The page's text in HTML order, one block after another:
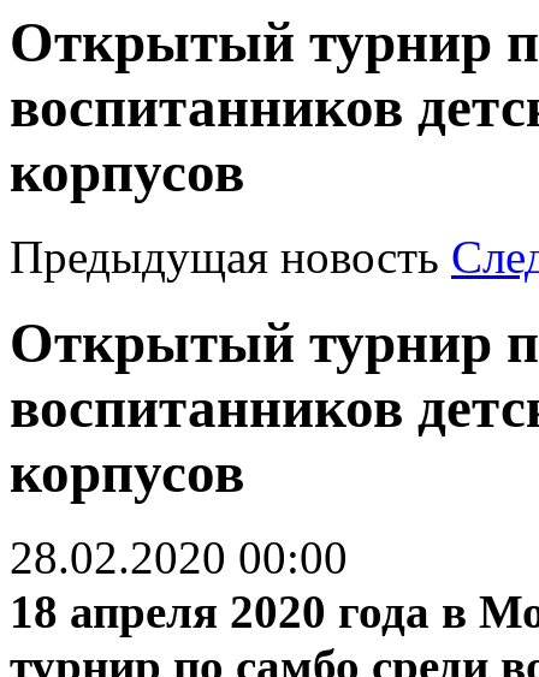
Открытый турнир
воспитанников
корпусов
Предыдущая новость
Открытый турнир
воспитанников
корпусов
28.02.2020 00:00
18 апреля 2020 года в
турнир по самбо среди